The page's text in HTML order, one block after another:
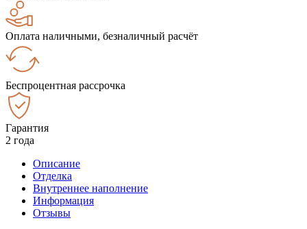
Оплата наличными, безналичный расчёт
Беспроцентная рассрочка
Гарантия
2 года
Описание
Отделка
Внутреннее наполнение
Информация
Отзывы